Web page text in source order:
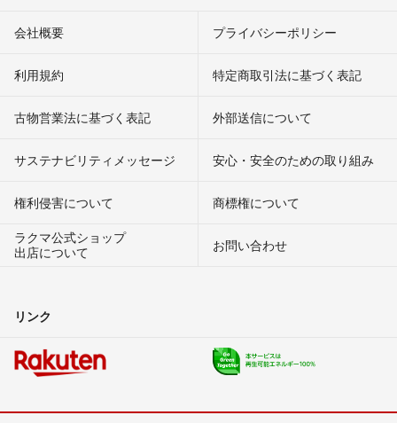
会社概要 プライバシーポリシー
利用規約 特定商取引法に基づく表記
古物営業法に基づく表記 外部送信について
サステナビリティメッセージ 安心・安全のための取り組み
権利侵害について
商標権について
ラクマ公式ショップ
出店について
お問い合わせ
リンク